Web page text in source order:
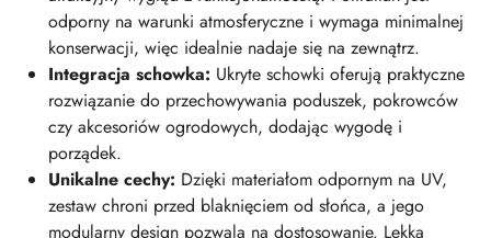
odporny na warunki atmosferyczne i wymaga minimalnej
konserwacji, więc idealnie nadaje się na zewnątrz.
Integracja schowka: Ukryte schowki oferują praktyczne
rozwiązanie do przechowywania poduszek, pokrowców
czy akcesoriów ogrodowych, dodając wygodę i
porządek.
Unikalne cechy: Dzięki materiałom odpornym na UV,
zestaw chroni przed blaknięciem od słońca, a jego
modularny design pozwala na dostosowanie. Lekka